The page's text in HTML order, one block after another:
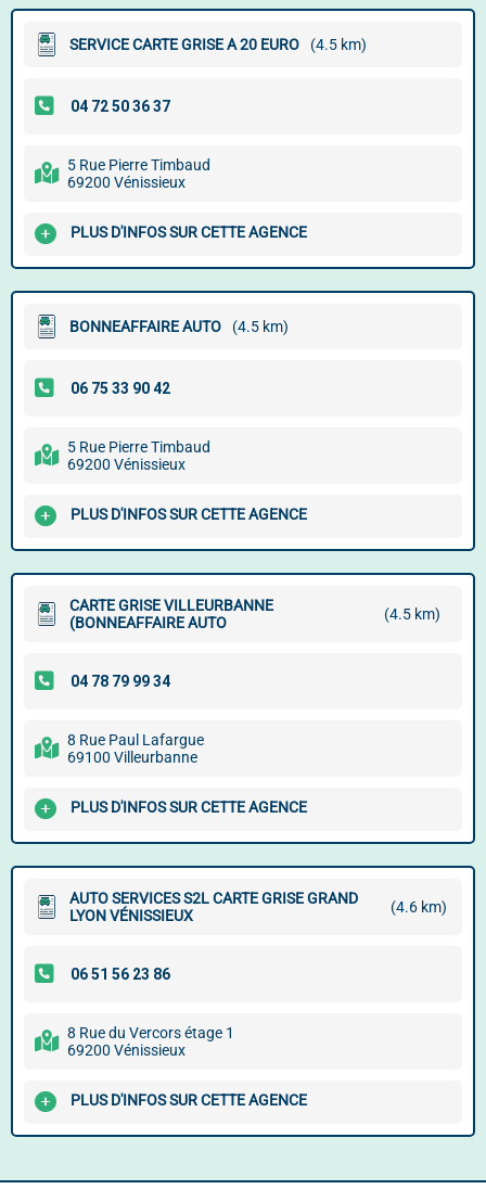
SERVICE CARTE GRISE A 20 EURO (4.5 km)
5 Rue Pierre Timbaud
69200 Vénissieux
PLUS D'INFOS SUR CETTE AGENCE
BONNEAFFAIRE AUTO (4.5 km)
5 Rue Pierre Timbaud
69200 Vénissieux
PLUS D'INFOS SUR CETTE AGENCE
CARTE GRISE VILLEURBANNE
(BONNEAFFAIRE AUTO
(4.5 km)
8 Rue Paul Lafargue
69100 Villeurbanne
PLUS D'INFOS SUR CETTE AGENCE
AUTO SERVICES S2L CARTE GRISE GRAND
LYON VÉNISSIEUX
(4.6 km)
8 Rue du Vercors étage 1
69200 Vénissieux
PLUS D'INFOS SUR CETTE AGENCE